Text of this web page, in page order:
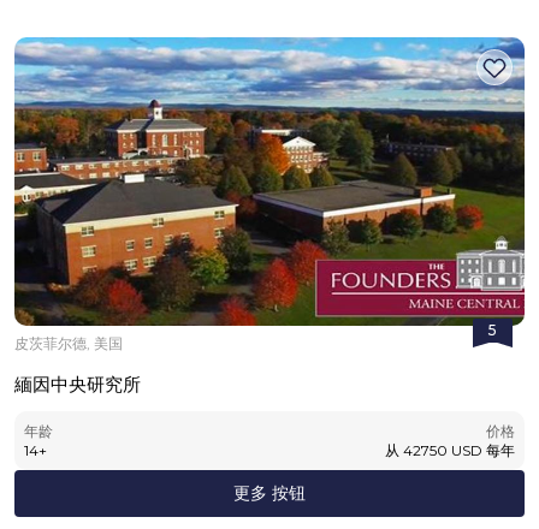
5
皮茨菲尔德, 美国
緬因中央研究所
年龄
14+
价格
从 42750 USD 每年
更多 按钮